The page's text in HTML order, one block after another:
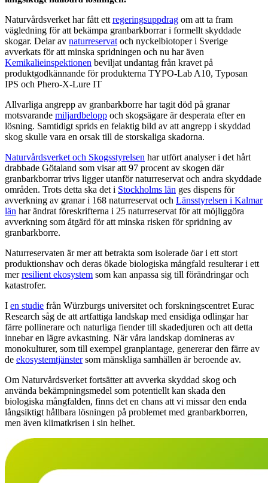
Naturvårdsverket har fått ett regeringsuppdrag om att ta fram
vägledning för att bekämpa granbarkborrar i formellt skyddade
skogar. Delar av naturreservat och nyckelbiotoper i Sverige
avverkats för att minska spridningen och nu har även
Kemikalieinspektionen beviljat undantag från kravet på
produktgodkännande för produkterna TYPO-Lab A10, Typosan
IPS och Phero-X-Lure IT
Allvarliga angrepp av granbarkborre har tagit död på granar
motsvarande miljardbelopp och skogsägare är desperata efter en
lösning. Samtidigt sprids en felaktig bild av att angrepp i skyddad
skog skulle vara en orsak till de storskaliga skadorna.
Naturvårdsverket och Skogsstyrelsen har utfört analyser i det hårt
drabbade Götaland som visar att 97 procent av skogen där
granbarkborrar trivs ligger utanför naturreservat och andra skyddade
områden. Trots detta ska det i Stockholms län ges dispens för
avverkning av granar i 168 naturreservat och Länsstyrelsen i Kalmar
län har ändrat föreskrifterna i 25 naturreservat för att möjliggöra
avverkning som åtgärd för att minska risken för spridning av
granbarkborre.
Naturreservaten är mer att betrakta som isolerade öar i ett stort
produktionshav och deras ökade biologiska mångfald resulterar i ett
merresilient ekosystem som kan anpassa sig till förändringar och
katastrofer.
I en studie från Würzburgs universitet och forskningscentret Eurac
Research såg de att artfattiga landskap med ensidiga odlingar har
färre pollinerare och naturliga fiender till skadedjuren och att detta
innebar en lägre avkastning. När våra landskap domineras av
monokulturer, som till exempel granplantage, genererar den färre av
de ekosystemtjänstersom mänskliga samhällen är beroende av.
Om Naturvårdsverket fortsätter att avverka skyddad skog och
använda bekämpningsmedel som potentiellt kan skada den
biologiska mångfalden, finns det en chans att vi missarden enda
långsiktigt hållbara lösningen på problemet med granbarkborren,
men även klimatkrisen i sin helhet.